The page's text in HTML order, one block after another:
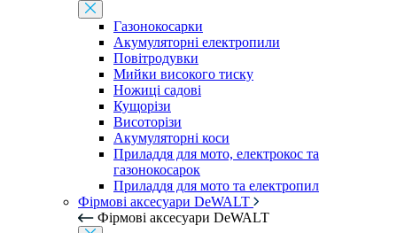
Газонокосарки
Акумуляторні електропили
Повітродувки
Мийки високого тиску
Ножиці садові
Кущорізи
Висоторізи
Акумуляторні коси
Приладдя для мото, електрокос та
газонокосарок
Приладдя для мото та електропил
Фірмові аксесуари DeWALT
Фірмові аксесуари DeWALT